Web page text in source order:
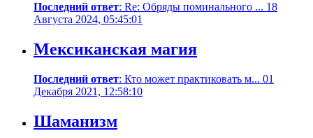
Последний ответ: Re: Обряды поминального ... 18
Августа 2024, 05:45:01
Мексиканская магия
Последний ответ: Кто может практиковать м... 01
Декабря 2021, 12:58:10
Шаманизм